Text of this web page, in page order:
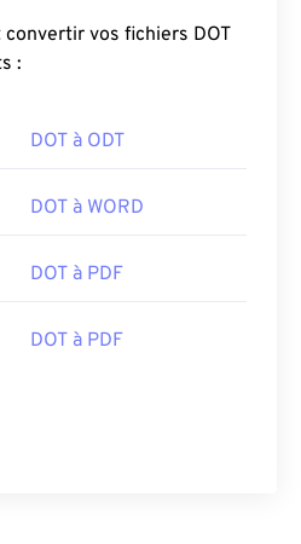
vos fichiers DOT
:
DOT à ODT
DOT à WORD
DOT à PDF
DOT à PDF